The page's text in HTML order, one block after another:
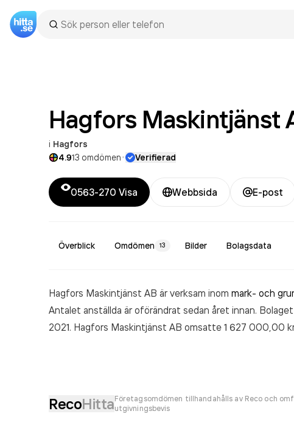
Hagfors Maskintjänst
i Hagfors
4.913 omdömen· Verifierad
0563-270 Visa Webbsida E-post
Överblick Omdömen 13 Bilder Bolagsdata
Hagfors Maskintjänst AB är verksam inom mark- och
Antalet anställda är oförändrat sedan året innan.
2021. Hagfors Maskintjänst AB omsatte 1 627 000,00
RecoHittaFöretagsomdömen tillhandahålls av Reco och
utgivningsbevis